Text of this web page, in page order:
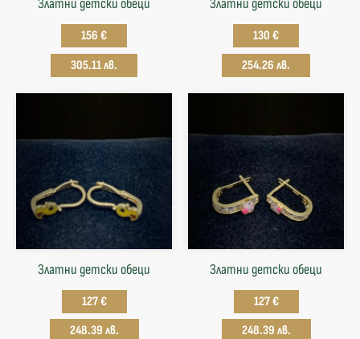
Златни детски обеци
156 €
305.11 лв.
Златни детски обеци
130 €
254.26 лв.
Златни детски обеци
127 €
248.39 лв.
Златни детски обеци
127 €
248.39 лв.